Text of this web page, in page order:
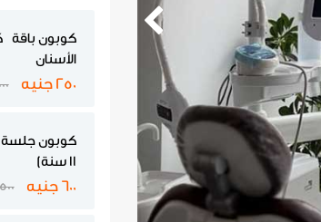
كوبون
الأسنان
250 جنيه
11 سنة)
600 جنيه 1500